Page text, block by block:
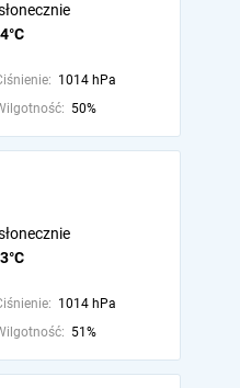
1014 hPa
50%
1014 hPa
51%